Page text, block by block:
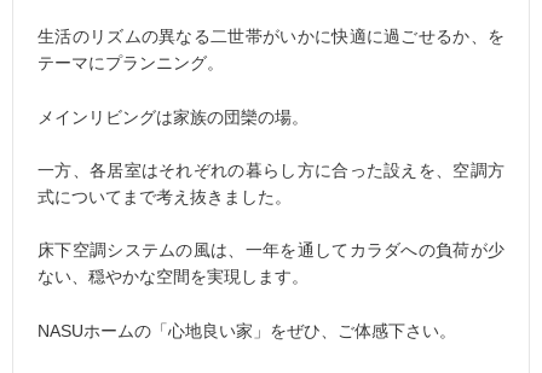
生活のリズムの異なる二世帯がいかに快適に過ごせるか、を
テーマにプランニング。
メインリビングは家族の団欒の場。
一方、各居室はそれぞれの暮らし方に合った設えを、空調方
式についてまで考え抜きました。
床下空調システムの風は、一年を通してカラダへの負荷が少
ない、穏やかな空間を実現します。
NASUホームの「心地良い家」をぜひ、ご体感下さい。